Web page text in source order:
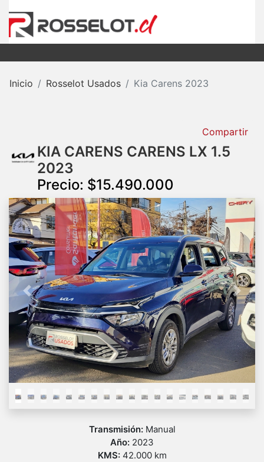
Inicio Rosselot Usados Kia Carens 2023
Compartir
KIA CARENS CARENS LX 1.5
2023
Precio: $15.490.000
Previous Next
Transmisión: Manual
Año: 2023
KMS: 42.000 km